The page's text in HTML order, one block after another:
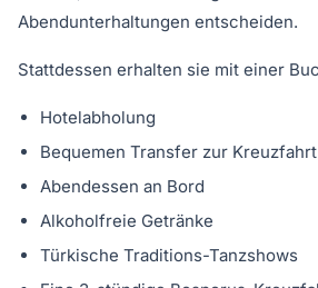
Abendunterhaltungen entscheiden.
Stattdessen erhalten sie mit einer
Hotelabholung
Bequemen Transfer zur Kreuzfahrt
Abendessen an Bord
Alkoholfreie Getränke
Türkische Traditions-Tanzshows